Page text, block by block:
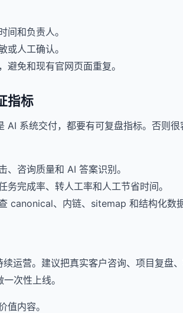
间和负责人。
或人工确认。
避免和现有官网页面重复。
指标
AI 系统交付，都要有可复盘指标。否则
、咨询质量和 AI 答案识别。
务完成率、转人工率和人工节省时间。
canonical、内链、sitemap 和结构化数据
运营。建议把真实客户咨询、项目复盘
次性上线。
值内容。